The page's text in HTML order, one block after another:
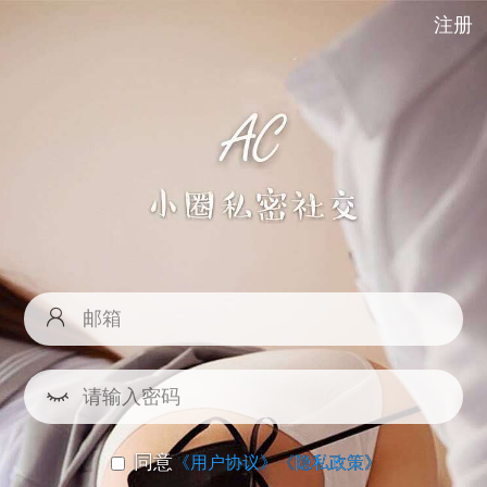
注册
同意《用户协议》《隐私政策》